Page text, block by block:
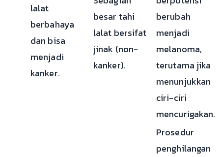
lalat
berbahaya
dan bisa
menjadi
kanker.
besar tahi
lalat bersifat
jinak (non-
kanker).
berubah
menjadi
melanoma,
terutama jika
menunjukkan
ciri-ciri
mencurigakan.
Prosedur
penghilangan